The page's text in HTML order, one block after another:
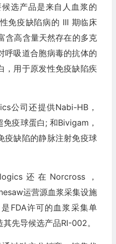
选产品是来自人血浆的
免疫缺陷病的 III 期临床
含高含量天然存在的多克
呼吸道合胞病毒的抗体的
，用于原发性免疫缺陷疾
公司还提供Nabi-HB，
疫球蛋白; 和Bivigam，
疫缺陷的静脉注射免疫球
还在Norcross，
运营源血浆采集设施
FDA许可的血浆采集单
先导候选产品RI-002。